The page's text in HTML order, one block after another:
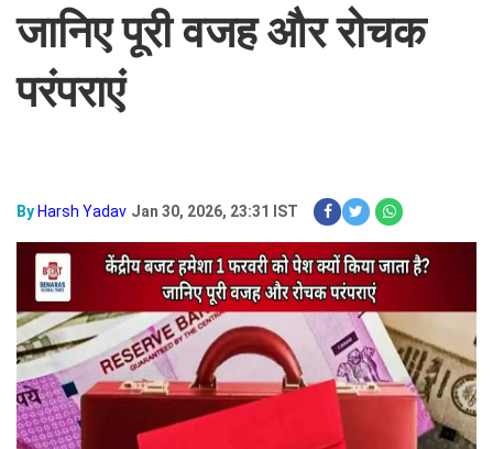
जानिए पूरी वजह और रोचक
परंपराएं
By Harsh Yadav Jan 30, 2026, 23:31 IST